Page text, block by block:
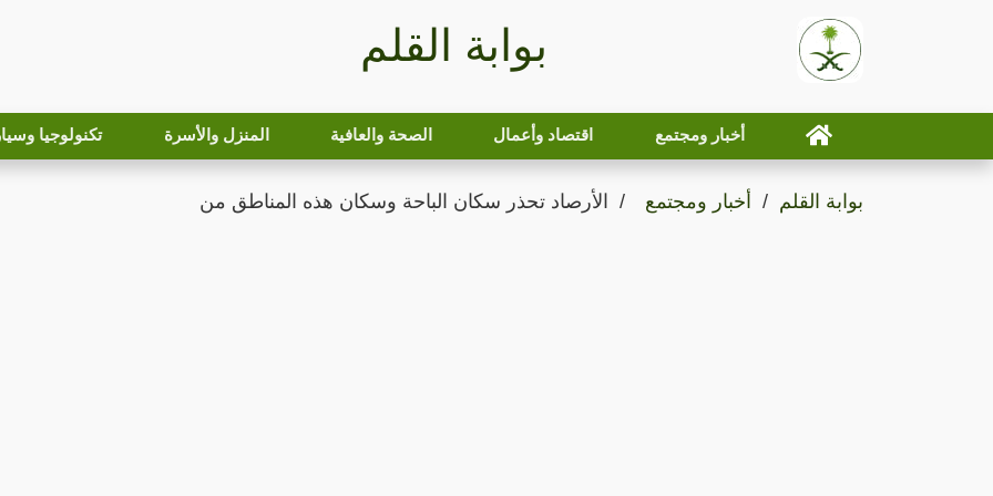
بوابة القلم
أخبار ومجتمع اقتصاد وأعمال الصحة والعافية المنزل والأسرة تكنولوجيا
بوابة القلم أخبار ومجتمع الأرصاد تحذر سكان الباحة وسكان هذه المناطق من